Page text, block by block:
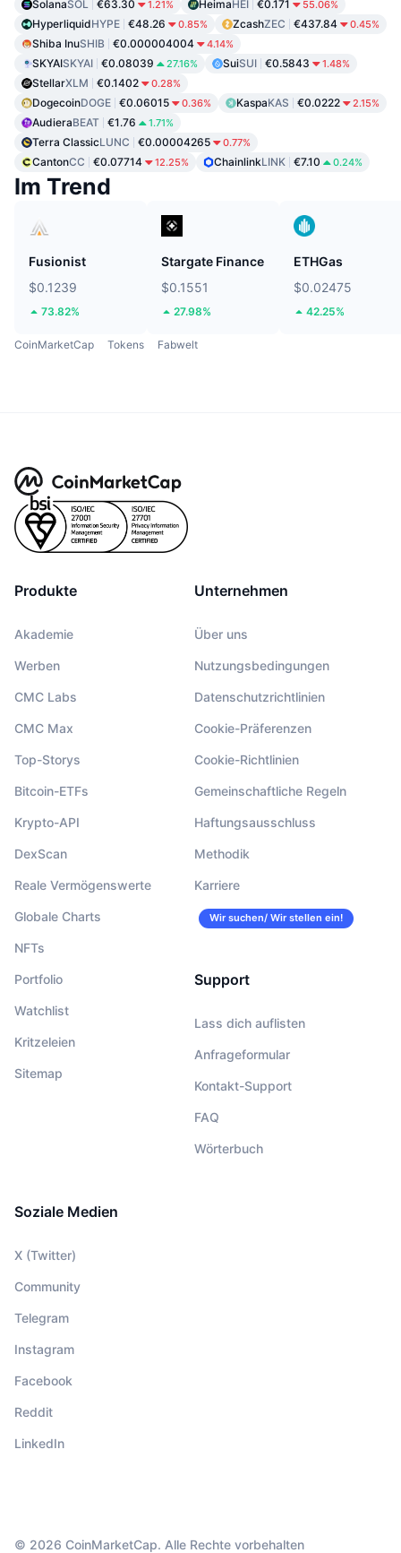
SolanaSOL €63.30 1.21% HeimaHEI €0.171 55.06%
HyperliquidHYPE €48.26 0.85% ZcashZEC €437.84 0.45%
Shiba InuSHIB €0.000004004 4.14%
SKYAISKYAI €0.08039 27.16% SuiSUI €0.5843 1.48%
StellarXLM €0.1402 0.28%
DogecoinDOGE €0.06015 0.36% KaspaKAS €0.0222 2.15%
AudieraBEAT €1.76 1.71%
Terra ClassicLUNC €0.00004265 0.77%
CantonCC €0.07714 12.25% ChainlinkLINK €7.10 0.24%
Im Trend
Fusionist
$0.1239
73.82%
Stargate Finance
$0.1551
27.98%
ETHGas
$0.02475
42.25%
CoinMarketCap Tokens Fabwelt
Produkte
Akademie
Werben
CMC Labs
CMC Max
Top-Storys
Bitcoin-ETFs
Krypto-API
DexScan
Reale Vermögenswerte
Globale Charts
NFTs
Portfolio
Watchlist
Kritzeleien
Sitemap
Unternehmen
Über uns
Nutzungsbedingungen
Datenschutzrichtlinien
Cookie-Präferenzen
Cookie-Richtlinien
Gemeinschaftliche Regeln
Haftungsausschluss
Methodik
Karriere
Wir suchen/ Wir stellen ein!
Support
Lass dich auflisten
Anfrageformular
Kontakt-Support
FAQ
Wörterbuch
Soziale Medien
X (Twitter)
Community
Telegram
Instagram
Facebook
Reddit
LinkedIn
© 2026 CoinMarketCap. Alle Rechte vorbehalten